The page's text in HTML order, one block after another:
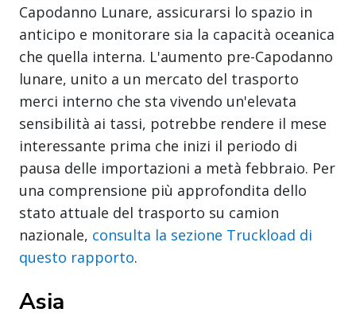
Capodanno Lunare, assicurarsi lo spazio in
anticipo e monitorare sia la capacità oceanica
che quella interna. L'aumento pre-Capodanno
lunare, unito a un mercato del trasporto
merci interno che sta vivendo un'elevata
sensibilità ai tassi, potrebbe rendere il mese
interessante prima che inizi il periodo di
pausa delle importazioni a metà febbraio. Per
una comprensione più approfondita dello
stato attuale del trasporto su camion
nazionale, consulta la sezione Truckload di
questo rapporto.
Asia